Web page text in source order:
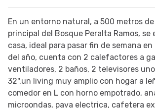
En un entorno natural, a 500 metros
principal del Bosque Peralta Ramos, se
casa, ideal para pasar fin de semana
del año, cuenta con 2 calefactores a
ventiladores, 2 baños, 2 televisores
32",un living muy amplio con hogar a
comedor en L con horno empotrado,
microondas, pava electrica, cafetera